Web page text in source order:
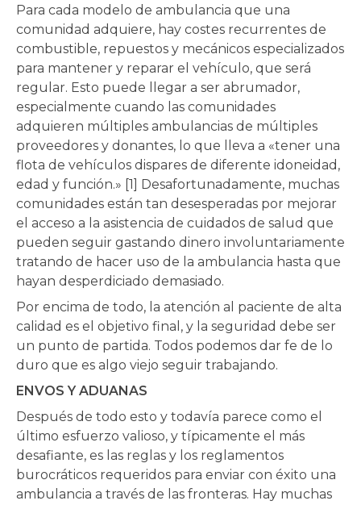
Para cada modelo de ambulancia que una
comunidad adquiere, hay costes recurrentes de
combustible, repuestos y mecánicos especializados
para mantener y reparar el vehículo, que será
regular. Esto puede llegar a ser abrumador,
especialmente cuando las comunidades
adquieren múltiples ambulancias de múltiples
proveedores y donantes, lo que lleva a «tener una
flota de vehículos dispares de diferente idoneidad,
edad y función.» [1] Desafortunadamente, muchas
comunidades están tan desesperadas por mejorar
el acceso a la asistencia de cuidados de salud que
pueden seguir gastando dinero involuntariamente
tratando de hacer uso de la ambulancia hasta que
hayan desperdiciado demasiado.
Por encima de todo, la atención al paciente de alta
calidad es el objetivo final, y la seguridad debe ser
un punto de partida. Todos podemos dar fe de lo
duro que es algo viejo seguir trabajando.
ENVOS Y ADUANAS
Después de todo esto y todavía parece como el
último esfuerzo valioso, y típicamente el más
desafiante, es las reglas y los reglamentos
burocráticos requeridos para enviar con éxito una
ambulancia a través de las fronteras. Hay muchas